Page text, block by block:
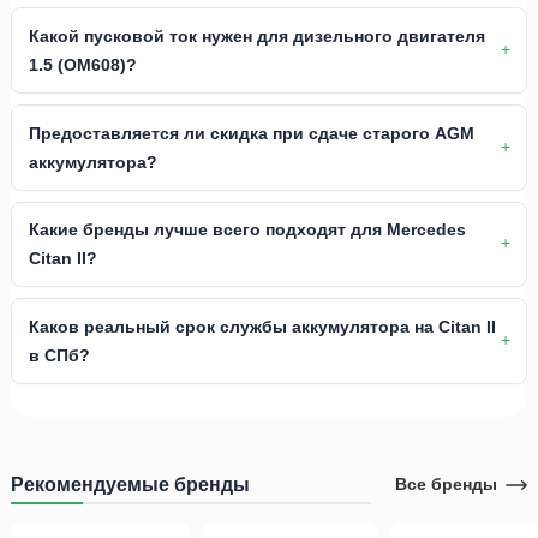
Какой пусковой ток нужен для дизельного двигателя
1.5 (OM608)?
Предоставляется ли скидка при сдаче старого AGM
аккумулятора?
Какие бренды лучше всего подходят для Mercedes
Citan II?
Каков реальный срок службы аккумулятора на Citan II
в СПб?
Рекомендуемые бренды Все бренды